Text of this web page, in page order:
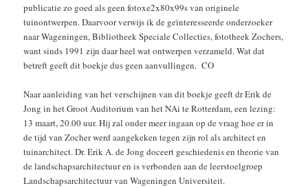
publicatie zo goed als geen fotoxe2x80x99s van originele
tuinontwerpen. Daarvoor verwijs ik de geïnteresseerde onderzoeker
naar Wageningen, Bibliotheek Speciale Collecties, fototheek Zochers,
want sinds 1991 zijn daar heel wat ontwerpen verzameld. Wat dat
betreft geeft dit boekje dus geen aanvullingen. CO
Naar aanleiding van het verschijnen van dit boekje geeft dr Erik de
Jong in het Groot Auditorium van het NAi te Rotterdam, een lezing:
13 maart, 20.00 uur. Hij zal onder meer ingaan op de vraag hoe er in
de tijd van Zocher werd aangekeken tegen zijn rol als architect en
tuinarchitect. Dr. Erik A. de Jong doceert geschiedenis en theorie van
de landschapsarchitectuur en is verbonden aan de leerstoelgroep
Landschapsarchitectuur van Wageningen Universiteit.